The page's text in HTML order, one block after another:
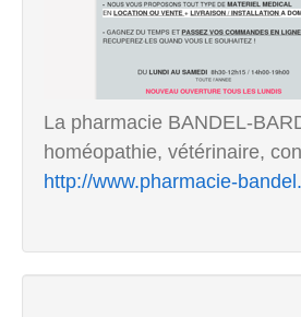
La pharmacie BANDEL-
homéopathie, vétérinaire,
http://www.pharmacie-